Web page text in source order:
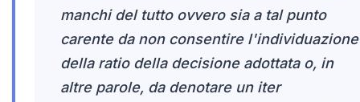
manchi del tutto ovvero sia a tal punto
carente da non consentire l'individuazione
della ratio della decisione adottata o, in
altre parole, da denotare un iter